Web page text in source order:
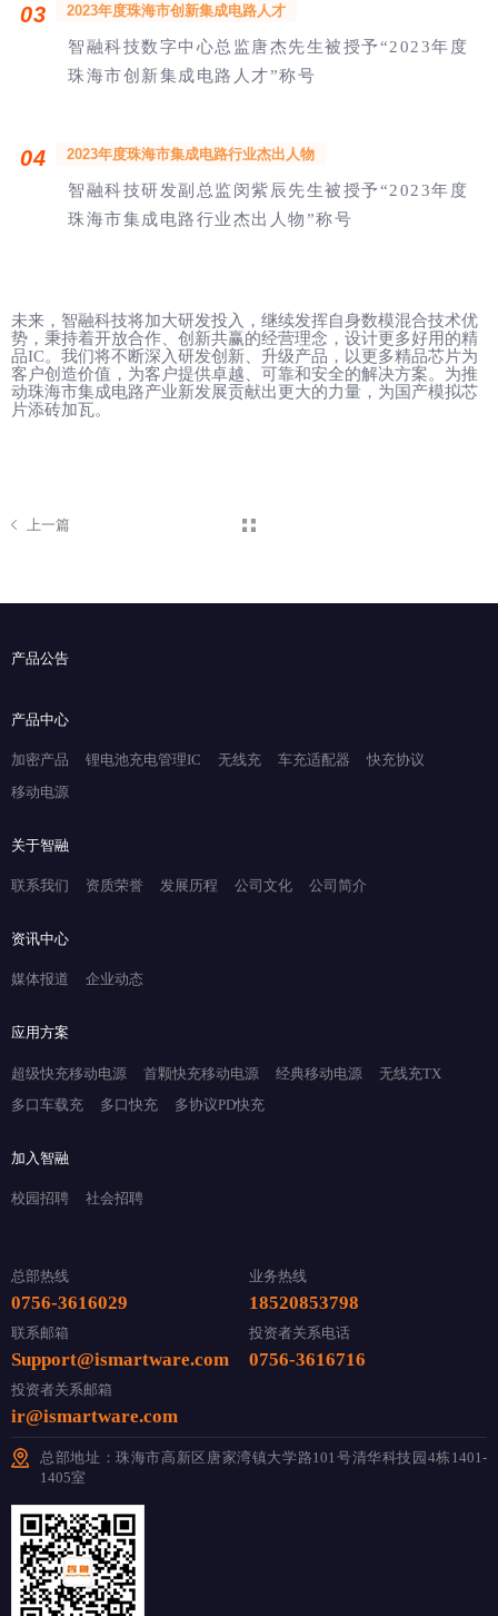
03 2023年度珠海市创新集成电路人才
智融科技数字中心总监唐杰先生被授予“2023年度
珠海市创新集成电路人才”称号
04 2023年度珠海市集成电路行业杰出人物
智融科技研发副总监闵紫辰先生被授予“2023年度
珠海市集成电路行业杰出人物”称号
未来，智融科技将加大研发投入，继续发挥自身数模混合技术优
势，秉持着开放合作、创新共赢的经营理念，设计更多好用的精
品IC。我们将不断深入研发创新、升级产品，以更多精品芯片为
客户创造价值，为客户提供卓越、可靠和安全的解决方案。为推
动珠海市集成电路产业新发展贡献出更大的力量，为国产模拟芯
片添砖加瓦。
上一篇
产品公告
产品中心
加密产品 锂电池充电管理IC 无线充 车充适配器 快充协议
移动电源
关于智融
联系我们 资质荣誉 发展历程 公司文化 公司简介
资讯中心
媒体报道 企业动态
应用方案
超级快充移动电源 首颗快充移动电源 经典移动电源 无线充TX
多口车载充 多口快充 多协议PD快充
加入智融
校园招聘 社会招聘
总部热线
0756-3616029
业务热线
18520853798
联系邮箱
Support@ismartware.com
投资者关系电话
0756-3616716
投资者关系邮箱
ir@ismartware.com
总部地址：珠海市高新区唐家湾镇大学路101号清华科技园4栋1401-
1405室